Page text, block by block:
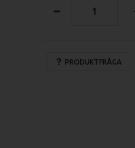
PRODUKTFRÅGA